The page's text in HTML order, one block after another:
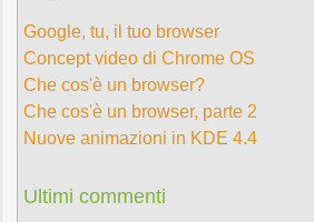
Google, tu, il tuo browser
Concept video di Chrome OS
Che cos'è un browser?
Che cos'è un browser, parte 2
Nuove animazioni in KDE 4.4
Ultimi commenti